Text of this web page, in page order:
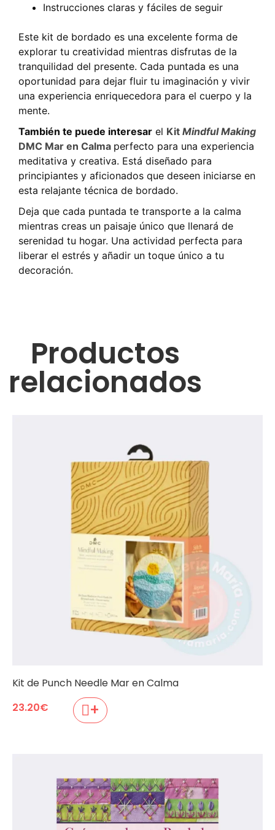
Instrucciones claras y fáciles de seguir
Este kit de bordado es una excelente forma de
explorar tu creatividad mientras disfrutas de la
tranquilidad del presente. Cada puntada es una
oportunidad para dejar fluir tu imaginación y vivir
una experiencia enriquecedora para el cuerpo y la
mente.
También te puede interesar el Kit Mindful Making
DMC Mar en Calma perfecto para una experiencia
meditativa y creativa. Está diseñado para
principiantes y aficionados que deseen iniciarse en
esta relajante técnica de bordado.
Deja que cada puntada te transporte a la calma
mientras creas un paisaje único que llenará de
serenidad tu hogar. Una actividad perfecta para
liberar el estrés y añadir un toque único a tu
decoración.
Productos
relacionados
Kit de Punch Needle Mar en Calma
23.20€ +